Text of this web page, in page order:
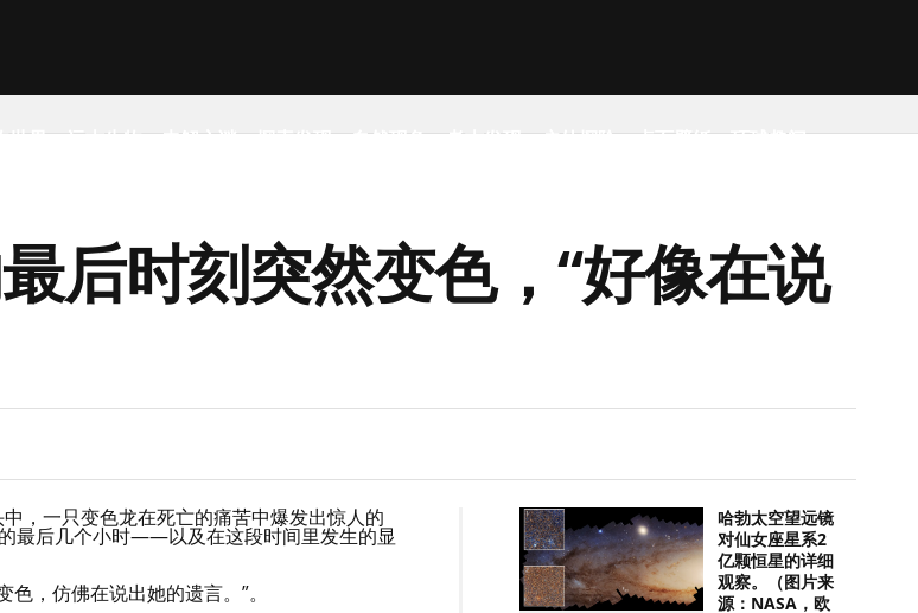
世界 远古生物 未解之谜 探索发现 自然现象 考古发现 户外探险 桌面壁纸 环球趣闻
后时刻突然变色，“好像在说
，一只变色龙在死亡的痛苦中爆发出惊人的
最后几个小时——以及在这段时间里发生的显
，仿佛在说出她的遗言。”。
哈勃太空望远镜
对仙女座星系2
亿颗恒星的详细
观察。（图片来
源：NASA，欧